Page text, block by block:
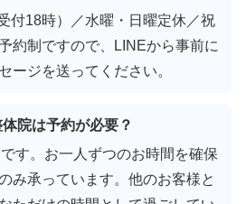
付18時）／水曜・日曜定休／祝
約制ですので、LINEから事前に
ージを送ってください。
院は予約が必要？
す。お一人ずつのお時間を確保
み承っています。他のお客様と